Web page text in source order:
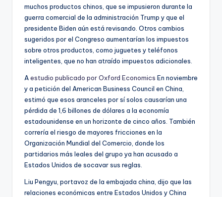
muchos productos chinos, que se impusieron durante la
guerra comercial de la administración Trump y que el
presidente Biden aún está revisando. Otros cambios
sugeridos por el Congreso aumentarían los impuestos
sobre otros productos, como juguetes y teléfonos
inteligentes, que no han atraído impuestos adicionales.
Aestudio publicado por Oxford Economics En noviembre
y a petición del American Business Council en China,
estimó que esos aranceles por sí solos causarían una
pérdida de 1,6 billones de dólares a la economía
estadounidense en un horizonte de cinco años. También
correría el riesgo de mayores fricciones en la
Organización Mundial del Comercio, donde los
partidarios más leales del grupo ya han acusado a
Estados Unidos de socavar sus reglas.
Liu Pengyu, portavoz de la embajada china, dijo que las
relaciones económicas entre Estados Unidos y China